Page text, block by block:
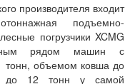
производителя входит
подъемно-
погрузчики XCMG
рядом машин с
тонн, объемом ковша до
до 12 тонн у самой